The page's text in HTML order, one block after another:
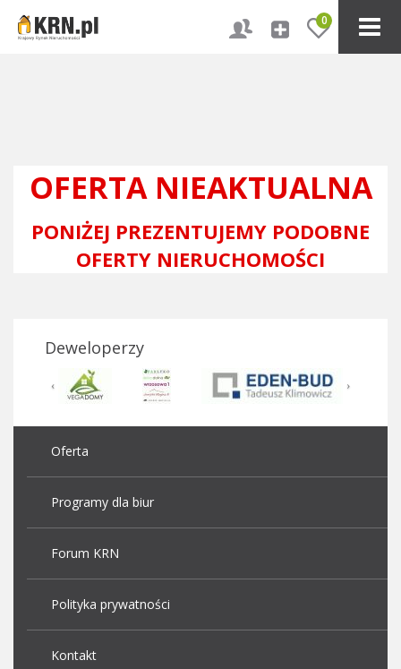
0
OFERTA NIEAKTUALNA
PONIŻEJ PREZENTUJEMY PODOBNE
OFERTY NIERUCHOMOŚCI
Deweloperzy
Oferta
Programy dla biur
Forum KRN
Polityka prywatności
Kontakt